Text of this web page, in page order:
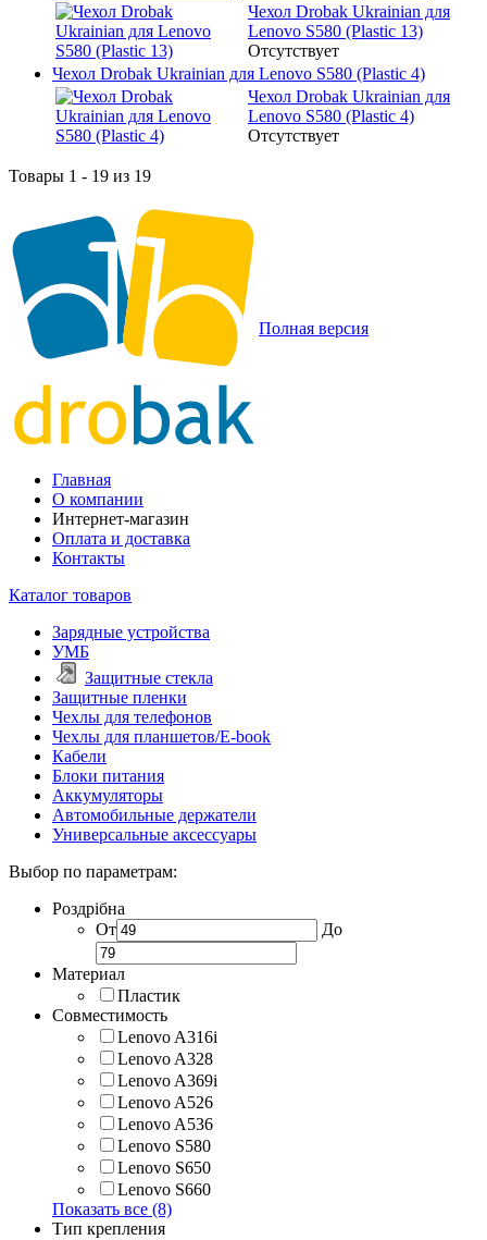
Чехол Drobak Ukrainian для
Lenovo S580 (Plastic 13)
Отсутствует
Чехол Drobak Ukrainian для Lenovo S580 (Plastic 4)
Чехол Drobak Ukrainian для
Lenovo S580 (Plastic 4)
Отсутствует
Товары 1 - 19 из 19
Полная версия
Главная
О компании
Интернет-магазин
Оплата и доставка
Контакты
Каталог товаров
Зарядные устройства
УМБ
Защитные стекла
Защитные пленки
Чехлы для телефонов
Чехлы для планшетов/E-book
Кабели
Блоки питания
Аккумуляторы
Автомобильные держатели
Универсальные аксессуары
Выбор по параметрам:
Роздрібна
От
До
Материал
Пластик
Совместимость
Lenovo A316i
Lenovo A328
Lenovo A369i
Lenovo A526
Lenovo A536
Lenovo S580
Lenovo S650
Lenovo S660
Показать все (8)
Тип крепления